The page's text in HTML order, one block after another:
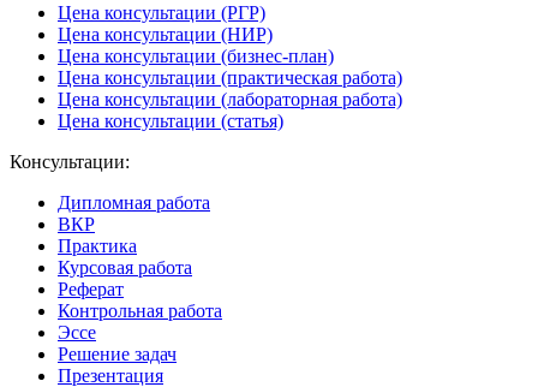
Цена консультации (РГР)
Цена консультации (НИР)
Цена консультации (бизнес-план)
Цена консультации (практическая работа)
Цена консультации (лабораторная работа)
Цена консультации (статья)
Консультации:
Дипломная работа
ВКР
Практика
Курсовая работа
Реферат
Контрольная работа
Эссе
Решение задач
Презентация